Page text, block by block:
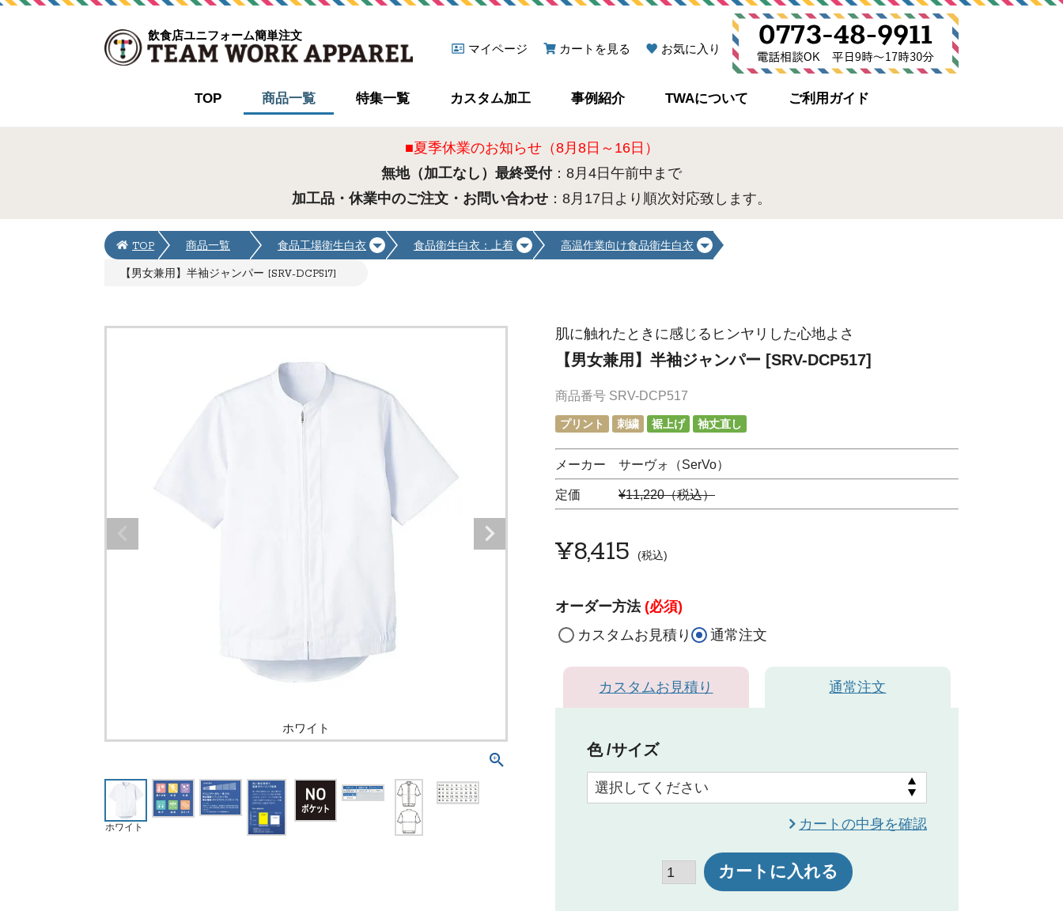
飲食店ユニフォーム簡単注文
マイページ
カートを見る お気に入り
TOP 商品一覧 特集一覧 カスタム加工 事例紹介 TWAについて ご利用ガイド
■夏季休業のお知らせ（8月8日～16日）
無地（加工なし）最終受付：8月4日午前中まで
加工品・休業中のご注文・お問い合わせ ：8月17日より順次対応致します。
TOP 商品一覧 食品工場衛生白衣 食品衛生白衣：上着 高温作業向け食品衛生白衣
【男女兼用】半袖ジャンパー [SRV-DCP517]
肌に触れたときに感じるヒンヤリした心地よさ
【男女兼用】半袖ジャンパー [SRV-DCP517]
商品番号 SRV-DCP517
ホワイト
ホワイト
プリント 刺繍 裾上げ 袖丈直し
メーカー サーヴォ（SerVo）
定価 ¥11,220（税込）
¥8,415 税込
オーダー方法 (必須)
カスタムお見積り
通常注文
カスタムお見積り 通常注文
色 サイズ
カートの中身を確認
カートに入れる